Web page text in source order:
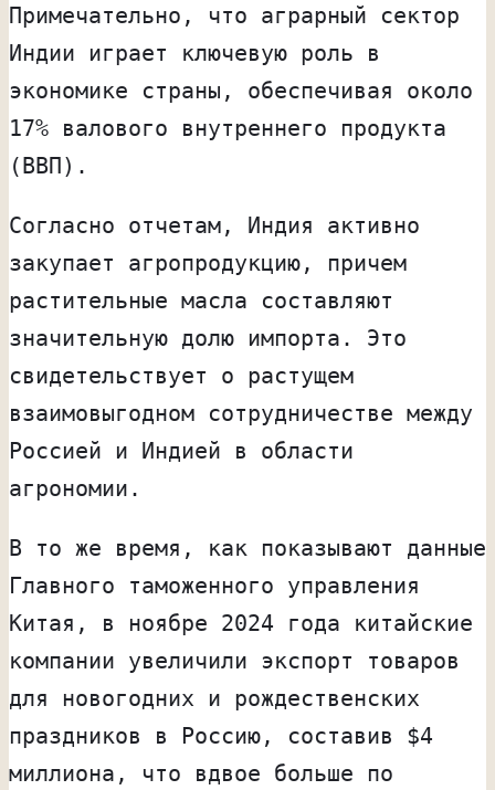
Примечательно, что аграрный сектор
Индии играет ключевую роль в
экономике страны, обеспечивая около
17% валового внутреннего продукта
(ВВП).
Согласно отчетам, Индия активно
закупает агропродукцию, причем
растительные масла составляют
значительную долю импорта. Это
свидетельствует о растущем
взаимовыгодном сотрудничестве между
Россией и Индией в области
агрономии.
В то же время, как показывают данные
Главного таможенного управления
Китая, в ноябре 2024 года китайские
компании увеличили экспорт товаров
для новогодних и рождественских
праздников в Россию, составив $4
миллиона, что вдвое больше по